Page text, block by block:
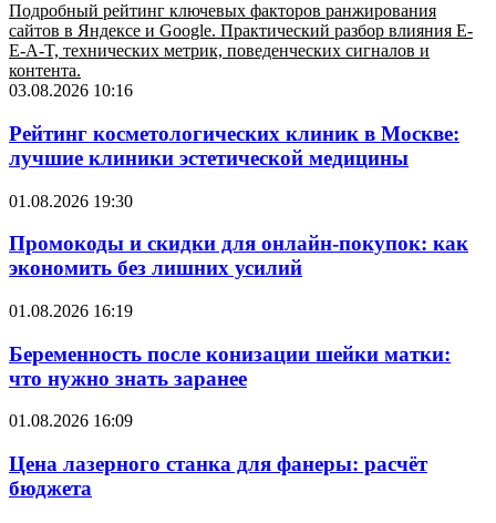
Подробный рейтинг ключевых факторов ранжирования
сайтов в Яндексе и Google. Практический разбор влияния E-
E-A-T, технических метрик, поведенческих сигналов и
контента.
03.08.2026 10:16
Рейтинг косметологических клиник в Москве:
лучшие клиники эстетической медицины
01.08.2026 19:30
Промокоды и скидки для онлайн-покупок: как
экономить без лишних усилий
01.08.2026 16:19
Беременность после конизации шейки матки:
что нужно знать заранее
01.08.2026 16:09
Цена лазерного станка для фанеры: расчёт
бюджета